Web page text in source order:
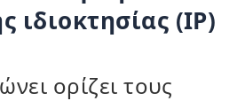
ιδιοκτησίας (IP)
ορίζει τους